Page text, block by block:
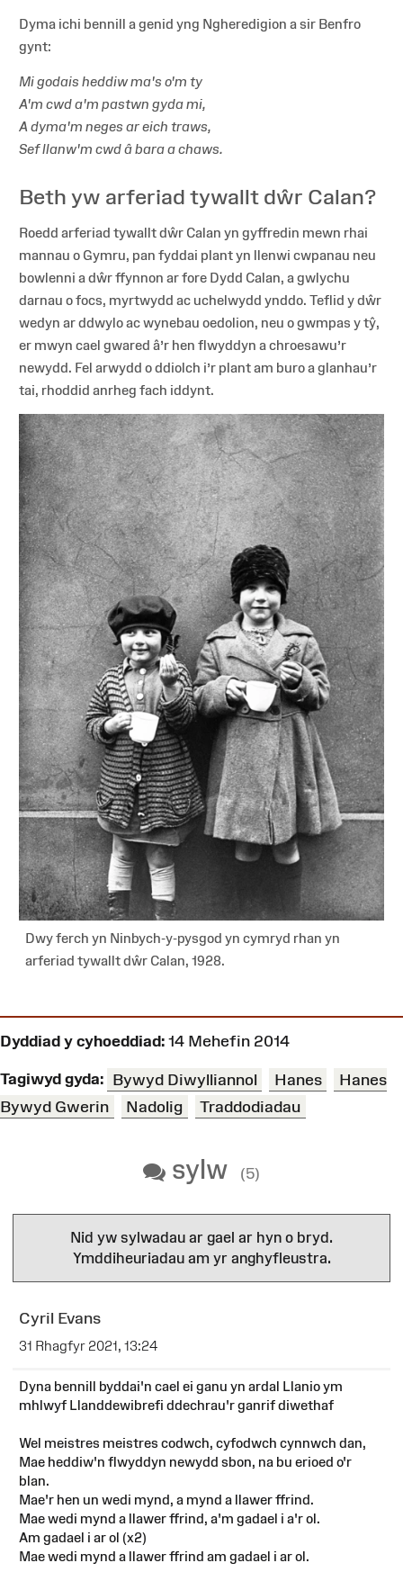
Dyma ichi bennill a genid yng Ngheredigion a sir Benfro
gynt:
Mi godais heddiw ma's o'm ty
A'm cwd a'm pastwn gyda mi,
A dyma'm neges ar eich traws,
Sef llanw'm cwd â bara a chaws.
Beth yw arferiad tywallt dŵr Calan?
Roedd arferiad tywallt dŵr Calan yn gyffredin mewn rhai
mannau o Gymru, pan fyddai plant yn llenwi cwpanau neu
bowlenni a dŵr ffynnon ar fore Dydd Calan, a gwlychu
darnau o focs, myrtwydd ac uchelwydd ynddo. Teflid y dŵr
wedyn ar ddwylo ac wynebau oedolion, neu o gwmpas y tŷ,
er mwyn cael gwared â’r hen flwyddyn a chroesawu’r
newydd. Fel arwydd o ddiolch i’r plant am buro a glanhau’r
tai, rhoddid anrheg fach iddynt.
Dwy ferch yn Ninbych-y-pysgod yn cymryd rhan yn
arferiad tywallt dŵr Calan, 1928.
Dyddiad y cyhoeddiad: 14 Mehefin 2014
Tagiwyd gyda: Bywyd Diwylliannol Hanes
Hanes
Bywyd Gwerin
Nadolig Traddodiadau
sylw (5)
Nid yw sylwadau ar gael ar hyn o bryd.
Ymddiheuriadau am yr anghyfleustra.
Cyril Evans
31 Rhagfyr 2021, 13:24
Dyna bennill byddai'n cael ei ganu yn ardal Llanio ym
mhlwyf Llanddewibrefi ddechrau'r ganrif diwethaf
Wel meistres meistres codwch, cyfodwch cynnwch dan,
Mae heddiw'n flwyddyn newydd sbon, na bu erioed o'r
blan.
Mae'r hen un wedi mynd, a mynd a llawer ffrind.
Mae wedi mynd a llawer ffrind, a'm gadael i a'r ol.
Am gadael i ar ol (x2)
Mae wedi mynd a llawer ffrind am gadael i ar ol.